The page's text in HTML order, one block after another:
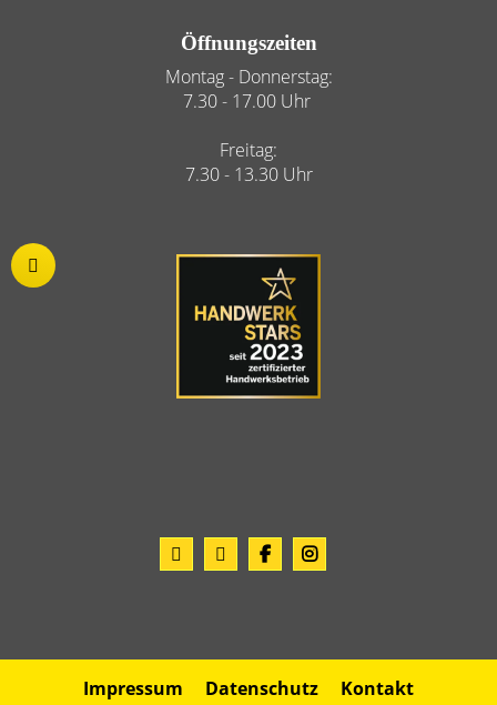
Öffnungszeiten
Montag - Donnerstag:
7.30 - 17.00 Uhr
Freitag:
7.30 - 13.30 Uhr
Impressum Datenschutz Kontakt